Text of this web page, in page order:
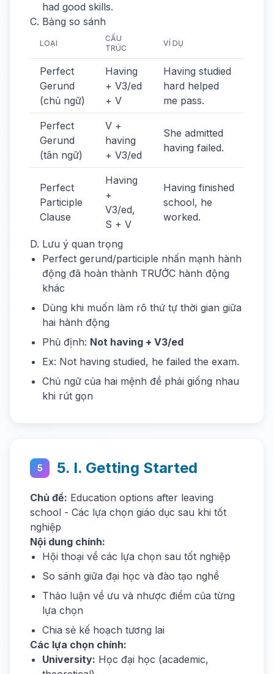
had good skills.
C. Bảng so sánh
LOẠI
CẤU
TRÚC
VÍ DỤ
Perfect
Gerund
(chủ ngữ)
Having
+ V3/ed
+ V
Having studied
hard helped
me pass.
Perfect
Gerund
(tân ngữ)
V +
having
+ V3/ed
She admitted
having failed.
Perfect
Participle
Clause
Having
+
V3/ed,
S + V
Having finished
school, he
worked.
D. Lưu ý quan trọng
Perfect gerund/participle nhấn mạnh hành
động đã hoàn thành TRƯỚC hành động
khác
Dùng khi muốn làm rõ thứ tự thời gian giữa
hai hành động
Phủ định: Not having + V3/ed
Ex: Not having studied, he failed the exam.
Chủ ngữ của hai mệnh đề phải giống nhau
khi rút gọn
5 5. I. Getting Started
Chủ đề: Education options after leaving
school - Các lựa chọn giáo dục sau khi tốt
nghiệp
Nội dung chính:
Hội thoại về các lựa chọn sau tốt nghiệp
So sánh giữa đại học và đào tạo nghề
Thảo luận về ưu và nhược điểm của từng
lựa chọn
Chia sẻ kế hoạch tương lai
Các lựa chọn chính:
University: Học đại học (academic,